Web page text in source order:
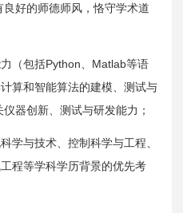
好的师德师风，恪守学术道
（包括Python Matlab等语
算和智能算法的建模、测试与
仪器创新、测试与研发能力；
学与技术、控制科学与工程、
程等学科学历背景的优先考